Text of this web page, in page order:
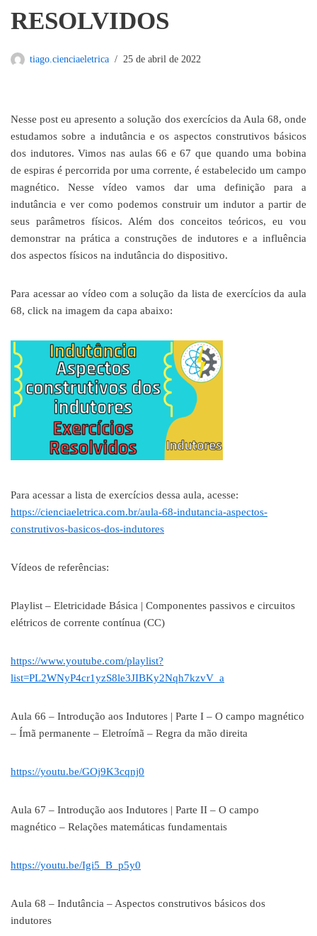
RESOLVIDOS
tiago.cienciaeletrica 25 de abril de 2022
Nesse post eu apresento a solução dos exercícios da Aula 68, onde
estudamos sobre a indutância e os aspectos construtivos básicos
dos indutores. Vimos nas aulas 66 e 67 que quando uma bobina
de espiras é percorrida por uma corrente, é estabelecido um campo
magnético. Nesse vídeo vamos dar uma definição para a
indutância e ver como podemos construir um indutor a partir de
seus parâmetros físicos. Além dos conceitos teóricos, eu vou
demonstrar na prática a construções de indutores e a influência
dos aspectos físicos na indutância do dispositivo.
Para acessar ao vídeo com a solução da lista de exercícios da aula
68, click na imagem da capa abaixo:
Para acessar a lista de exercícios dessa aula, acesse:
https://cienciaeletrica.com.br/aula-68-indutancia-aspectos-
construtivos-basicos-dos-indutores
Vídeos de referências:
Playlist – Eletricidade Básica | Componentes passivos e circuitos
elétricos de corrente contínua (CC)
https://www.youtube.com/playlist?
list=PL2WNyP4cr1yzS8le3JIBKy2Nqh7kzvV_a
Aula 66 – Introdução aos Indutores | Parte I – O campo magnético
– Ímã permanente – Eletroímã – Regra da mão direita
https://youtu.be/GOj9K3cqnj0
Aula 67 – Introdução aos Indutores | Parte II – O campo
magnético – Relações matemáticas fundamentais
https://youtu.be/Igi5_B_p5y0
Aula 68 – Indutância – Aspectos construtivos básicos dos
indutores